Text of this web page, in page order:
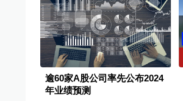
逾60家A股公司率先公布2024
年业绩预测